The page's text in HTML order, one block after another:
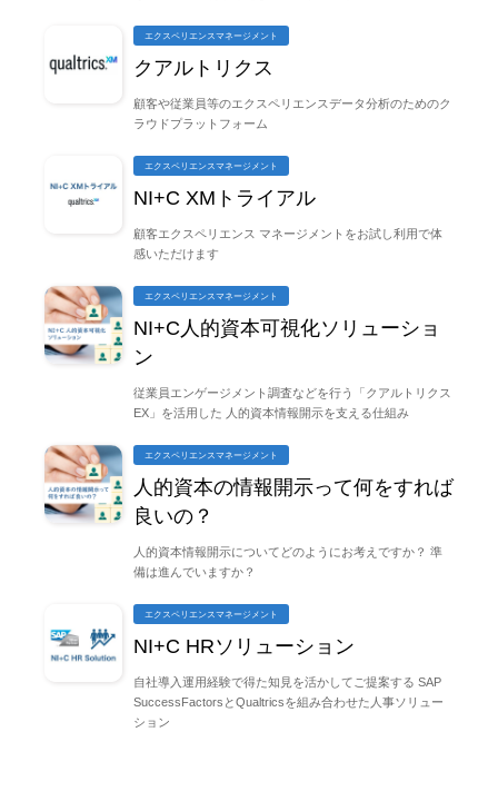
エクスペリエンスマネージメント
クアルトリクス
顧客や従業員等のエクスペリエンスデータ分析のためのク
ラウドプラットフォーム
エクスペリエンスマネージメント
NI+C XMトライアル
顧客エクスペリエンス マネージメントをお試し利用で体
感いただけます
エクスペリエンスマネージメント
NI+C人的資本可視化ソリューショ
ン
従業員エンゲージメント調査などを行う「クアルトリクス
EX」を活用した 人的資本情報開示を支える仕組み
エクスペリエンスマネージメント
人的資本の情報開示って何をすれば
良いの？
人的資本情報開示についてどのようにお考えですか？ 準
備は進んでいますか？
エクスペリエンスマネージメント
NI+C HRソリューション
自社導入運用経験で得た知見を活かしてご提案する SAP
SuccessFactorsとQualtricsを組み合わせた人事ソリュー
ション